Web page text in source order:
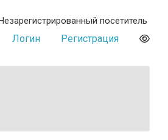
посетитель
Логин Регистрация